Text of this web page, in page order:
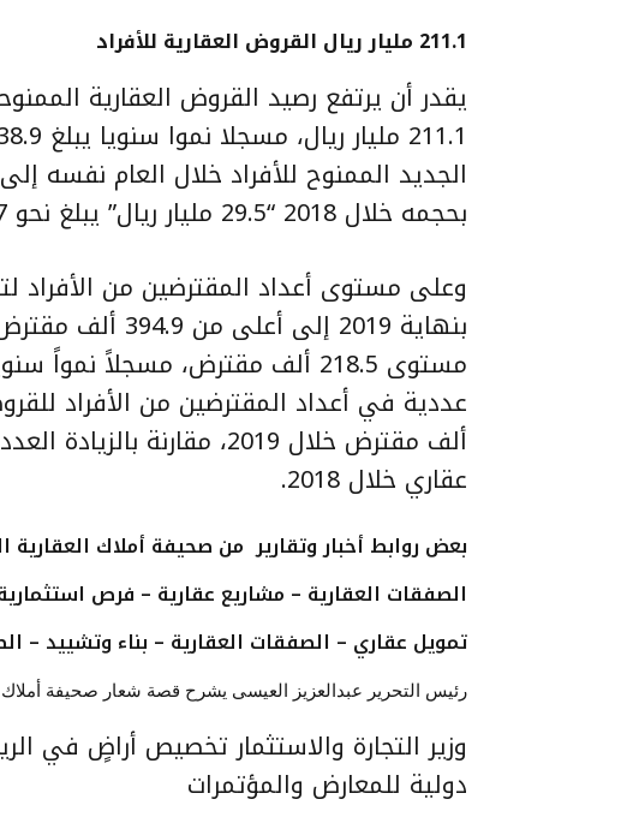
211.1 مليار ريال القروض العقارية للأفراد
بحجمه خلال 2018 “29.5 مليار ريال” يبلغ نحو 167%.
وعلى مستوى أعداد المقترضين من الأفراد
عقاري خلال 2018.
بعض روابط أخبار وتقارير من صحيفة أملاك العقارية
الصفقات العقارية – مشاريع عقارية – فرص
تمويل عقاري – الصفقات العقارية – بناء وتشييد –
رئيس التحرير عبدالعزيز العيسى يشرح قصة شعار صحيفة أملاك
وزير التجارة والاستثمار تخصيص أراضٍ في
دولية للمعارض والمؤتمرات